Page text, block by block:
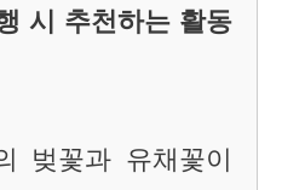
시 추천하는 활동
벚꽃과 유채꽃이